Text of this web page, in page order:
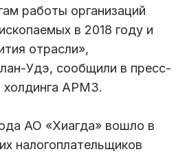
работы организаций
в 2018 году и
отрасли»,
Удэ, сообщили в пресс-
холдинга АРМЗ.
АО «Хиагда» вошло в
налогоплательщиков